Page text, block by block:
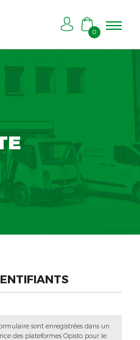
0
sont enregistrées dans un
des plateformes Opisto pour le